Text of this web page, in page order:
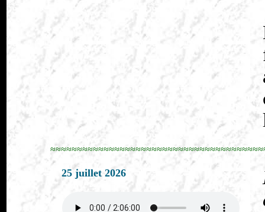
25 juillet 2026